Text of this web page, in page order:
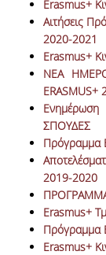
Erasmus+
Aιτήσεις
2020-2021
Erasmus+
ΝΕΑ
ERASMUS+
Ενημέρωση
ΣΠΟΥΔΕΣ
Πρόγραμμα
2019-2020
ΠΡΟΓΡΑΜΜΑ
Erasmus+
Πρόγραμμα
Erasmus+